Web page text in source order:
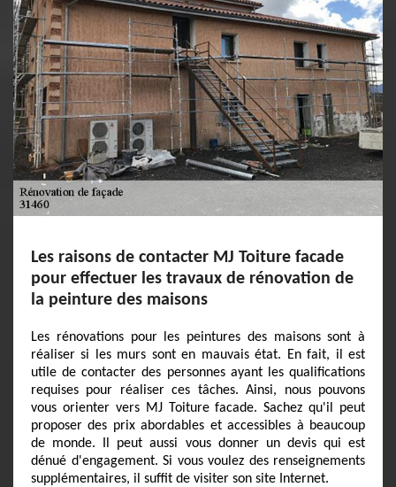
Les raisons de contacter MJ Toiture facade
pour effectuer les travaux de rénovation de
la peinture des maisons
Les rénovations pour les peintures des maisons sont à
réaliser si les murs sont en mauvais état. En fait, il est
utile de contacter des personnes ayant les qualifications
requises pour réaliser ces tâches. Ainsi, nous pouvons
vous orienter vers MJ Toiture facade. Sachez qu'il peut
proposer des prix abordables et accessibles à beaucoup
de monde. Il peut aussi vous donner un devis qui est
dénué d'engagement. Si vous voulez des renseignements
supplémentaires, il suffit de visiter son site Internet.